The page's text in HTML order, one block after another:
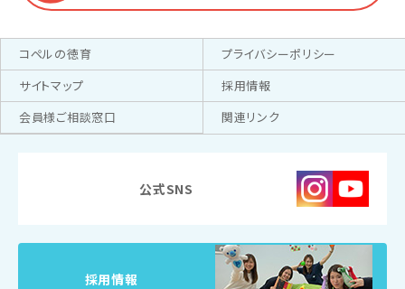
コペルの徳育
プライバシーポリシー
サイトマップ
採用情報
会員様ご相談窓口
関連リンク
公式SNS
採用情報